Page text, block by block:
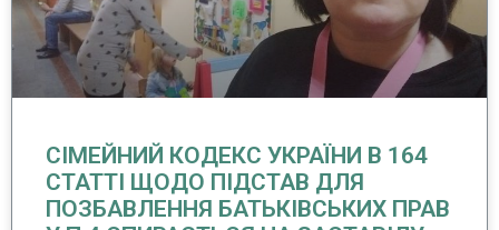
СІМЕЙНИЙ КОДЕКС УКРАЇНИ В 164
СТАТТІ ЩОДО ПІДСТАВ ДЛЯ
ПОЗБАВЛЕННЯ БАТЬКІВСЬКИХ ПРАВ